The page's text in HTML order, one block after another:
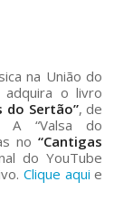
na União do
adquira o livro
do Sertão”, de
A “Valsa do
no“Cantigas
do YouTube
Clique aqui e